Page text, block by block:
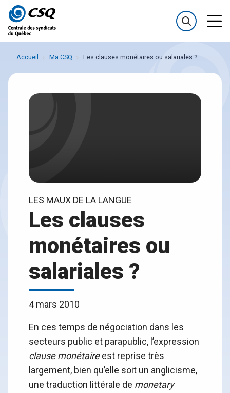
Passer
au
menu
Passer
au
contenu
Accueil Ma CSQ Les clauses monétaires ou salariales ?
LES MAUX DE LA LANGUE
Les clauses
monétaires ou
salariales ?
4 mars 2010
En ces temps de négociation dans les
secteurs public et parapublic, l’expression
clause monétaireest reprise très
largement, bien qu’elle soit un anglicisme,
une traduction littérale de monetary